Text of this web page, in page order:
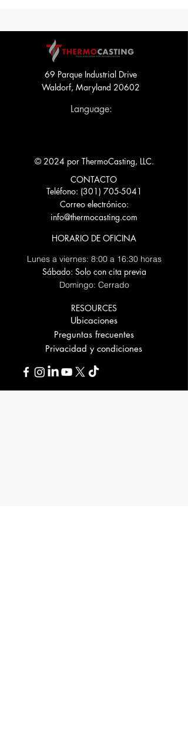
69 Parque Industrial Drive
Waldorf, Maryland 20602
Language:
© 2024 por ThermoCasting, LLC.
CONTACTO
Teléfono: (301) 705-5041
Correo electrónico:
info@thermocasting.com
HORARIO DE OFICINA
Lunes a viernes: 8:00 a 16:30 horas
Sábado: Solo con cita previa
Domingo: Cerrado
RESOURCES
Ubicaciones
Preguntas frecuentes
Privacidad y condiciones